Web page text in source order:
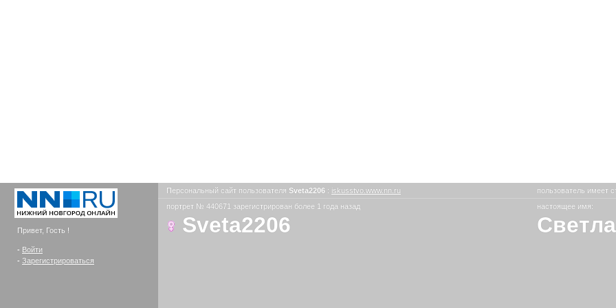
Привет, Гость !
- Войти
- Зарегистрироваться
Персональный сайт пользователя Sveta2206 : iskusstvo.www.nn.ru пользователь имеет
портрет № 440671 зарегистрирован более 1 года назад
Sveta2206
настоящее имя: